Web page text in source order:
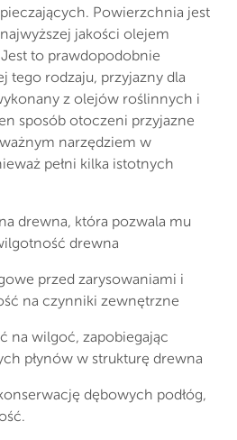
Powierzchnia jest
jakości olejem
to prawdopodobnie
tego rodzaju, przyjazny dla
z olejów roślinnych i
sposób otoczeni przyjazne
narzędziem w
pełni kilka istotnych
drewna, która pozwala mu
drewna
przed zarysowaniami i
na czynniki zewnętrzne
na wilgoć, zapobiegając
płynów w strukturę drewna
dębowych podłóg,